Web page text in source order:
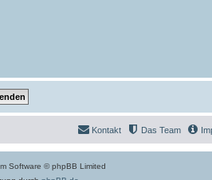
Das Team
Kontakt
Software © phpBB Limited